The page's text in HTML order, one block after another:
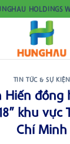
HOLDINGS
TIN TỨC & SỰ KIỆN
đồng
khu vực
Chí Minh